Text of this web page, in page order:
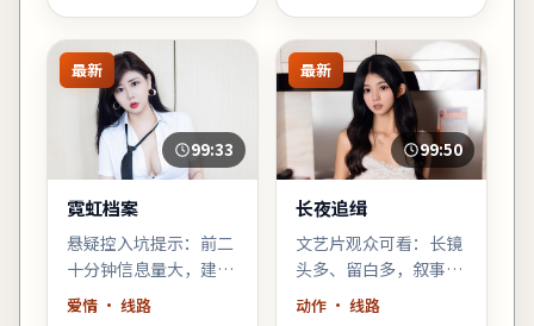
最新
99:33
霓虹档案
悬疑控入坑提示：前二
十分钟信息量大，建议
少看手机；错过一句台
爱情· 线路
最新
99:50
长夜追缉
文艺片观众可看：长镜
头多、留白多，叙事偏
「氛围先行」，不耐心
动作 · 线路